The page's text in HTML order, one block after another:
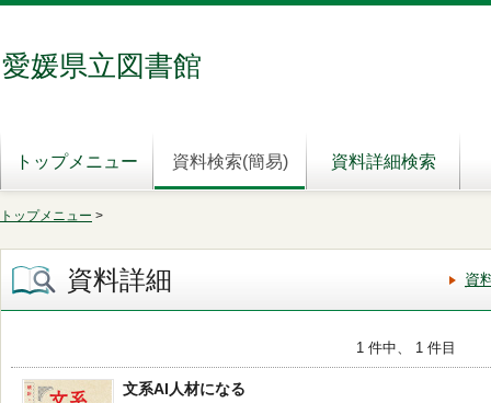
愛媛県立図書館
トップメニュー 資料検索(簡易) 資料詳細検索
トップメニュー >
資料詳細 資
1 件中、 1 件目
文系AI人材になる